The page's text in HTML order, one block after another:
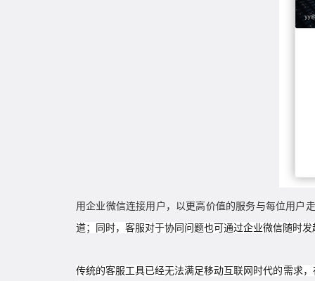
用企业微信连接用户，以更高价值的服务与每位用户
道；同时，客服对于协同问题也可通过企业微信随时
传统的客服工具已经无法满足移动互联网时代的需求